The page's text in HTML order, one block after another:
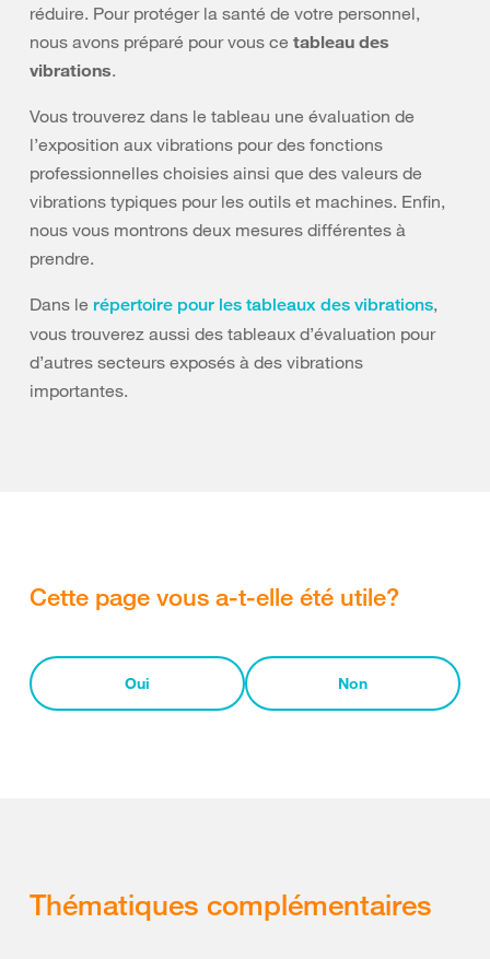
réduire. Pour protéger la santé de votre personnel,
nous avons préparé pour vous ce tableau des
vibrations.
Vous trouverez dans le tableau une évaluation de
l’exposition aux vibrations pour des fonctions
professionnelles choisies ainsi que des valeurs de
vibrations typiques pour les outils et machines. Enfin,
nous vous montrons deux mesures différentes à
prendre.
Dans le répertoire pour les tableaux des vibrations,
vous trouverez aussi des tableaux d’évaluation pour
d’autres secteurs exposés à des vibrations
importantes.
Cette page vous a-t-elle été utile?
Oui Non
Thématiques complémentaires